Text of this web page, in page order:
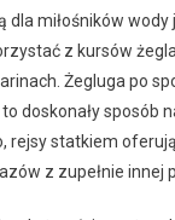
dla miłośników wody
z kursów
Żegluga po
doskonały sposób
rejsy statkiem
z zupełnie innej